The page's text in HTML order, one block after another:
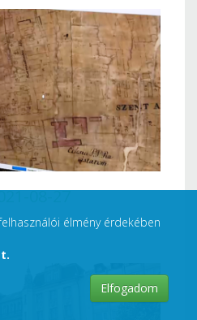
08-27
élmény érdekében
Elfogadom